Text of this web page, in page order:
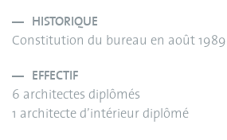
HISTORIQUE
Constitution du bureau en août 1989
EFFECTIF
6 architectes diplômés
1 architecte d’intérieur diplômé